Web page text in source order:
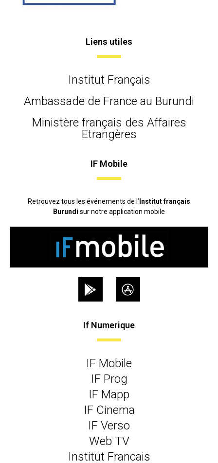
Liens utiles
Institut Français
Ambassade de France au Burundi
Ministère français des Affaires
Etrangères
IF Mobile
Retrouvez tous les événements de l’ Institut français
Burundi sur notre application mobile
If Numerique
IF Mobile
IF Prog
IF Mapp
IF Cinema
IF Verso
Web TV
Institut Francais